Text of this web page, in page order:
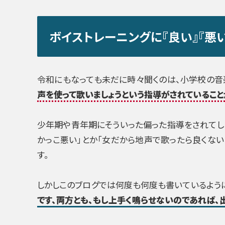
ボイストレーニングに『良い』『悪
令和にもなっても未だに時々聞くのは、小学校の音
声を使って歌いましょうという指導がされているこ
少年期や青年期にそういった偏った指導をされて
かっこ悪い」とか「女だから地声で歌ったら良くな
す。
しかしこのブログでは何度も何度も書いているよう
です、両方とも、もし上手く鳴らせないのであれば